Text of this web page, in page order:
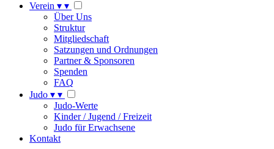
Verein ▾ ▾
Über Uns
Struktur
Mitgliedschaft
Satzungen und Ordnungen
Partner & Sponsoren
Spenden
FAQ
Judo ▾ ▾
Judo-Werte
Kinder / Jugend / Freizeit
Judo für Erwachsene
Kontakt